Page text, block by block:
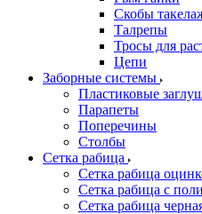
Скобы
Талрепы
Тросы для
Цепи
Заборные системы
Пластиковые
Парапеты
Поперечины
Столбы
Сетка рабица
Сетка рабица
Сетка рабица с
Сетка рабица